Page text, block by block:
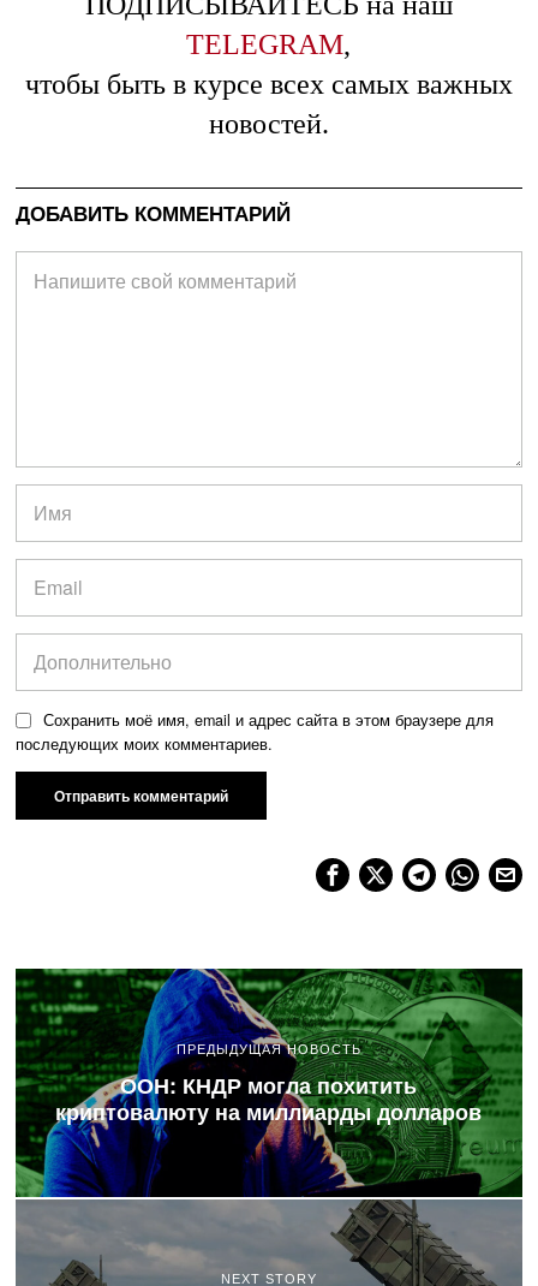
TELEGRAM,
чтобы быть в курсе всех самых важных
новостей.
ДОБАВИТЬ КОММЕНТАРИЙ
Сохранить моё имя, email и адрес сайта в этом браузере для
последующих моих комментариев.
ПРЕДЫДУЩАЯ НОВОСТЬ
ООН: КНДР могла похитить
криптовалюту на миллиарды долларов
NEXT STORY